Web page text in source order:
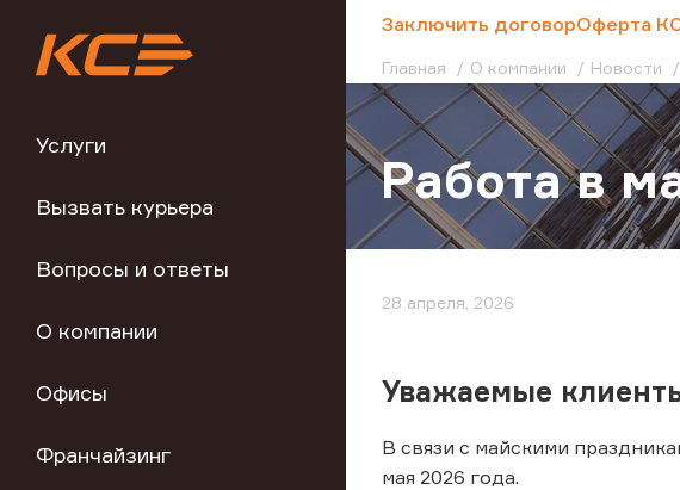
Услуги
Вызвать курьера
Вопросы и ответы
О компании
Офисы
Франчайзинг
Заключить договорОферта
Главная О компании Новости
Работа в
28 апреля, 2026
Уважаемые
В связи с майскими
мая 2026 года.